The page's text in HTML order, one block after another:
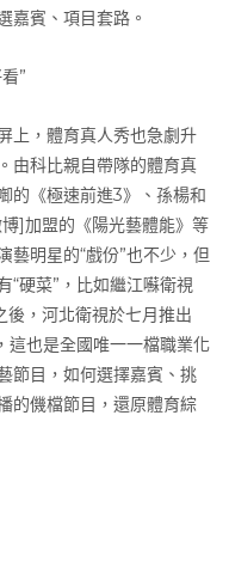
嘉賓、項目套路。
”
，體育真人秀也急劇升
由科比親自帶隊的體育真
的《極速前進3》、孫楊和
]加盟的《陽光藝體能》等
藝明星的“戲份”也不少，但
“硬菜”，比如繼江囌衛視
，河北衛視於七月推出
也是全國唯一一檔職業化
節目，如何選擇嘉賓、挑
的僟檔節目，還原體育綜